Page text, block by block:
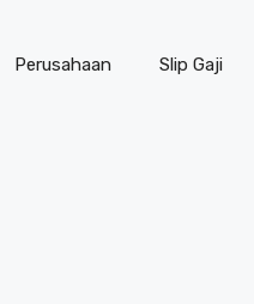
Perusahaan Slip Gaji